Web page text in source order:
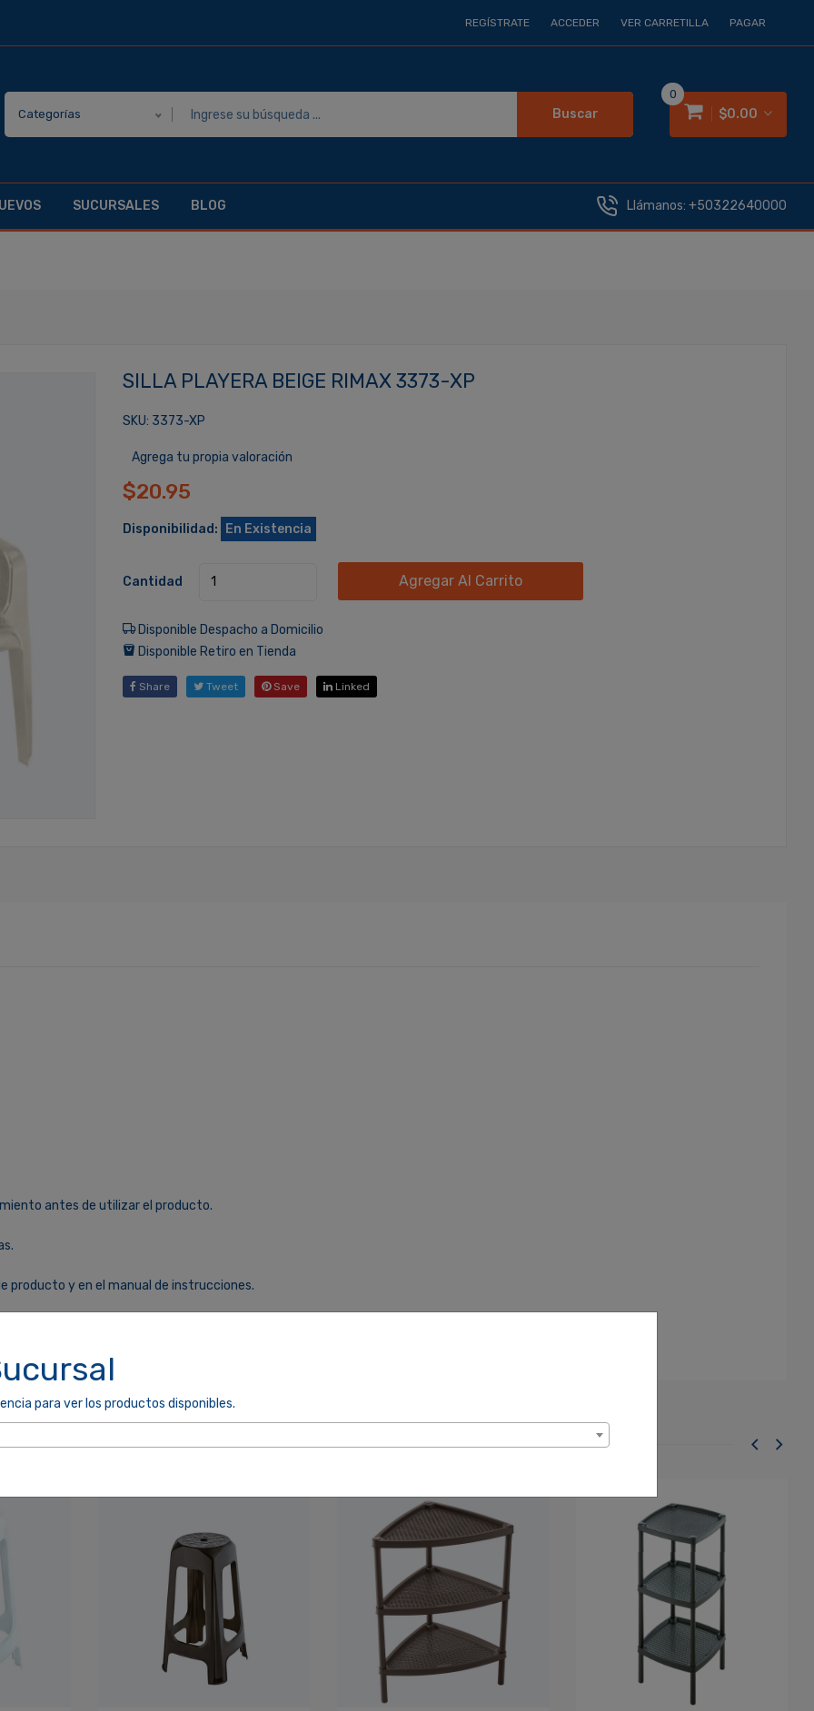
para ver los productos disponibles.
REGÍSTRATE ACCEDER VER CARRETILLA PAGAR
Categorías Buscar $0.00
0
SUCURSALES BLOG Llámanos: +50322640000
SILLA PLAYERA BEIGE RIMAX 3373-XP
SKU: 3373-XP
Agrega tu propia valoración
$20.95
Disponibilidad: En Existencia
Cantidad Agregar Al Carrito
Disponible Despacho a Domicilio
Disponible Retiro en Tienda
Share Tweet Save Linked
antes de utilizar el producto.
producto y en el manual de instrucciones.